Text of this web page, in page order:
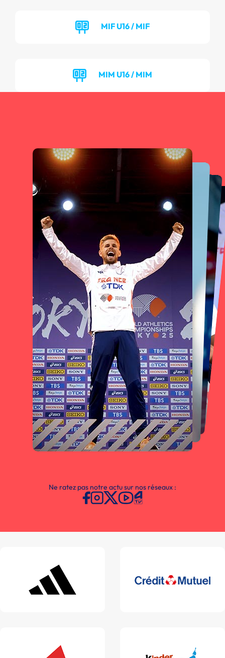
MIF U16 / MIF
MIM U16 / MIM
Ne ratez pas notre actu sur nos réseaux :